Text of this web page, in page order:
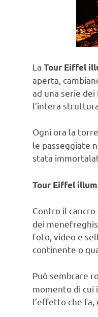
La Tour Eiffel
aperta,
ad una serie
l’intera
Ogni ora la
le passeggiate
stata
Tour Eiffel
Contro il cancro
dei
foto, video e
continente o
Può sembrare
momento di cui
l’effetto che fa,